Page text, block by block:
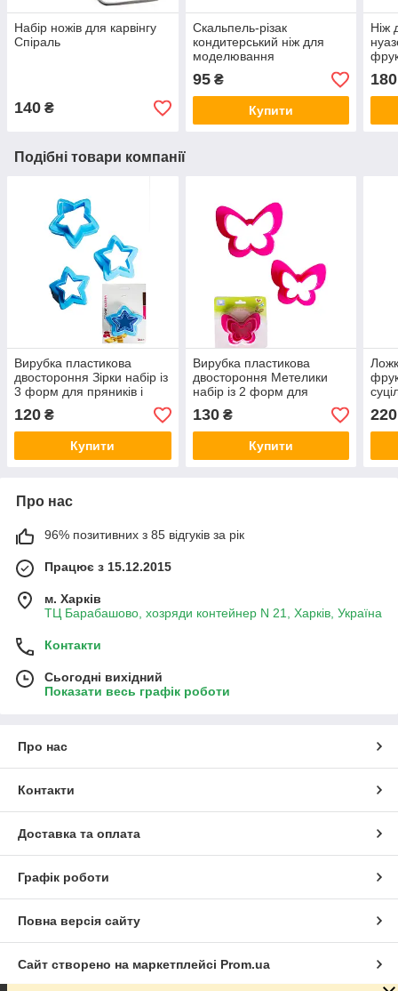
Набір ножів для карвінгу
Спіраль
140 ₴
Скальпель-різак
кондитерський ніж для
моделювання
95₴
Купити
Ніж
180
Подібні товари компанії
Вирубка пластикова
двостороння Зірки набір із
3 форм для пряників і
120 ₴
Купити
Вирубка пластикова
двостороння Метелики
набір із 2 форм для
130₴
Купити
220
Про нас
96% позитивних з 85 відгуків за рік
Працює з 15.12.2015
м. Харків
ТЦ Барабашово, хозряди контейнер N 21, Харків, Україна
Контакти
Сьогодні вихідний
Показати весь графік роботи
Про нас
Контакти
Доставка та оплата
Графік роботи
Повна версія сайту
Сайт створено на маркетплейсі Prom.ua